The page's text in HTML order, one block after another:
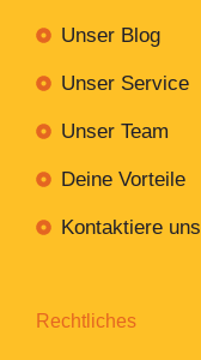
Unser Blog
Unser Service
Unser Team
Deine Vorteile
Kontaktiere uns
Rechtliches